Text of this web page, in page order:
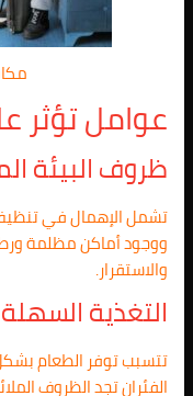
عوامل تؤثر
ظروف البيئة
تشمل الإهمال في تنظيف
ووجود أماكن مظلمة
والاستقرار.
التغذية
تتسبب توفر الطعام
الفئران تجد الظروف